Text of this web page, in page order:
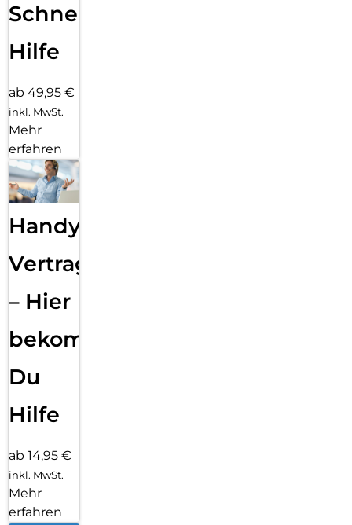
Schnelle
Hilfe
ab 49,95 €
inkl. MwSt.
Mehr
erfahren
Handy
Vertragsabwicklung
– Hier
bekommst
Du
Hilfe
ab 14,95 €
inkl. MwSt.
Mehr
erfahren